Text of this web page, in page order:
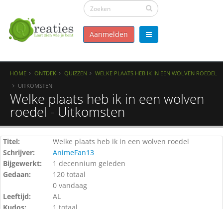
Aanmelden
HOME ONTDEK QUIZZEN
WELKE PLAATS HEB IK IN EEN WOLVEN ROEDEL
UITKOMSTEN
Welke plaats heb ik in een wolven
roedel - Uitkomsten
Titel:
Welke plaats heb ik in een wolven roedel
Schrijver:
AnimeFan13
Bijgewerkt:
1 decennium geleden
Gedaan:
120 totaal
0 vandaag
Leeftijd:
AL